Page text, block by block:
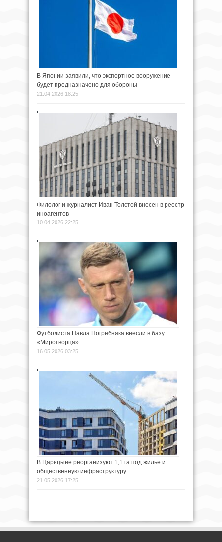
В Японии заявили, что экспортное вооружение
будет предназначено для обороны
21.04.2026 18:25
Филолог и журналист Иван Толстой внесен в реестр
иноагентов
10.04.2026 22:25
Футболиста Павла Погребняка внесли в базу
«Миротворца»
16.05.2026 03:25
В Царицыне реорганизуют 1,1 га под жилье и
общественную инфраструктуру
21.05.2026 17:25